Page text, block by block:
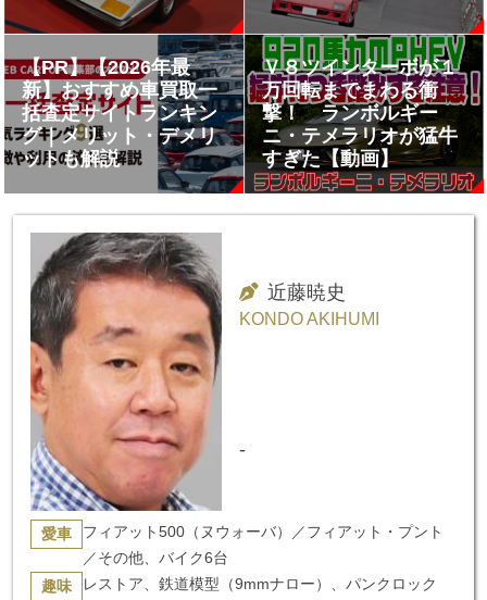
【PR】【2026年最
新】おすすめ車買取一
括査定サイトランキン
グ｜メリット・デメリ
ットも解説
Ｖ８ツインターボが１
万回転までまわる衝
撃！ ランボルギー
ニ・テメラリオが猛牛
すぎた【動画】
近藤暁史
KONDO AKIHUMI
-
愛車
フィアット500（ヌウォーバ）／フィアット・プント
／その他、バイク6台
趣味
レストア、鉄道模型（9mmナロー）、パンクロック